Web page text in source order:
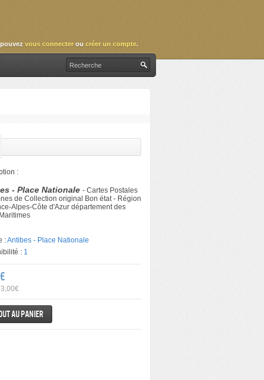
vous connecter ou créer un compte.
:
- Place Nationale - Cartes Postales
de Collection original Bon état - Région
Alpes-Côte d'Azur département des
:Antibes - Place Nationale
: 1
3,00€
au panier